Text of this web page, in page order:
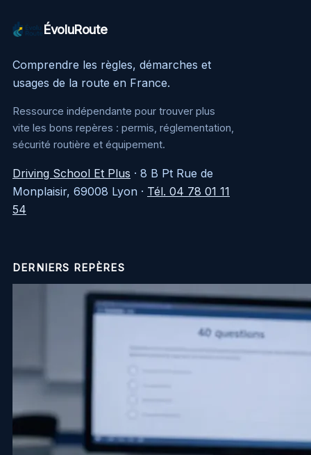
ÉvoluRoute
Comprendre les règles, démarches et
usages de la route en France.
Ressource indépendante pour trouver plus
vite les bons repères : permis, réglementation,
sécurité routière et équipement.
Driving School Et Plus · 8 B Pt Rue de
Monplaisir, 69008 Lyon · Tél. 04 78 01 11
54
DERNIERS REPÈRES